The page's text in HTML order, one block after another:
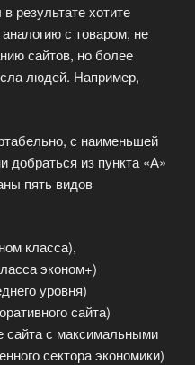
результате хотите
с товаром, не
сайтов, но более
людей. Например,
с наименьшей
добраться из пункта «А»
пять видов
класса),
эконом+)
уровня)
сайта)
сайта с максимальными
сектора экономики)